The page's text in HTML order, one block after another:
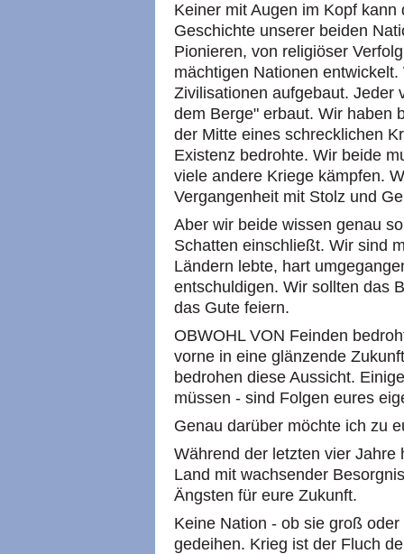
Keiner mit Augen im Kopf
Geschichte unserer beiden
Pionieren, von religiöser
mächtigen Nationen
Zivilisationen aufgebaut. Jeder
dem Berge" erbaut. Wir haben
der Mitte eines schrecklichen
Existenz bedrohte. Wir beide
viele andere Kriege kämpfen.
Vergangenheit mit Stolz und
Aber wir beide wissen genau
Schatten einschließt. Wir sind
Ländern lebte, hart
entschuldigen. Wir sollten das
das Gute feiern.
OBWOHL VON Feinden
vorne in eine glänzende
bedrohen diese Aussicht.
müssen - sind Folgen eures
Genau darüber möchte ich zu
Während der letzten vier
Land mit wachsender
Ängsten für eure Zukunft.
Keine Nation - ob sie groß
gedeihen. Krieg ist der Fluch